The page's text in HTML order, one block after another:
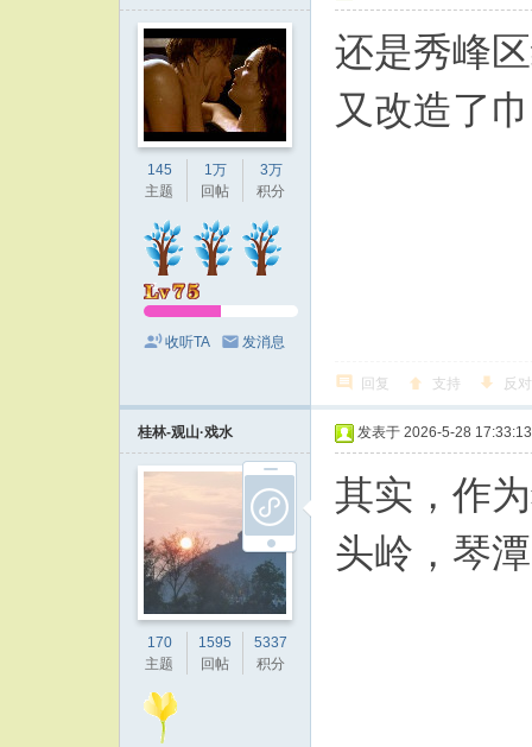
145
主题
1万
回帖
3万
积分
收听TA 发消息
还是秀峰
又改造了
回复 支持 反对
桂林-观山·戏水
170
主题
1595
回帖
5337
积分
发表于 2026-5-28 17:33:13
其实，作
头岭，琴